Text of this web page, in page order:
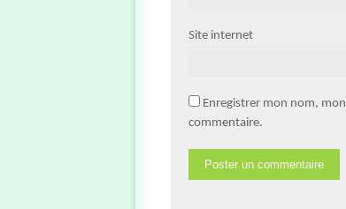
Site internet
Enregistrer mon nom,
commentaire.